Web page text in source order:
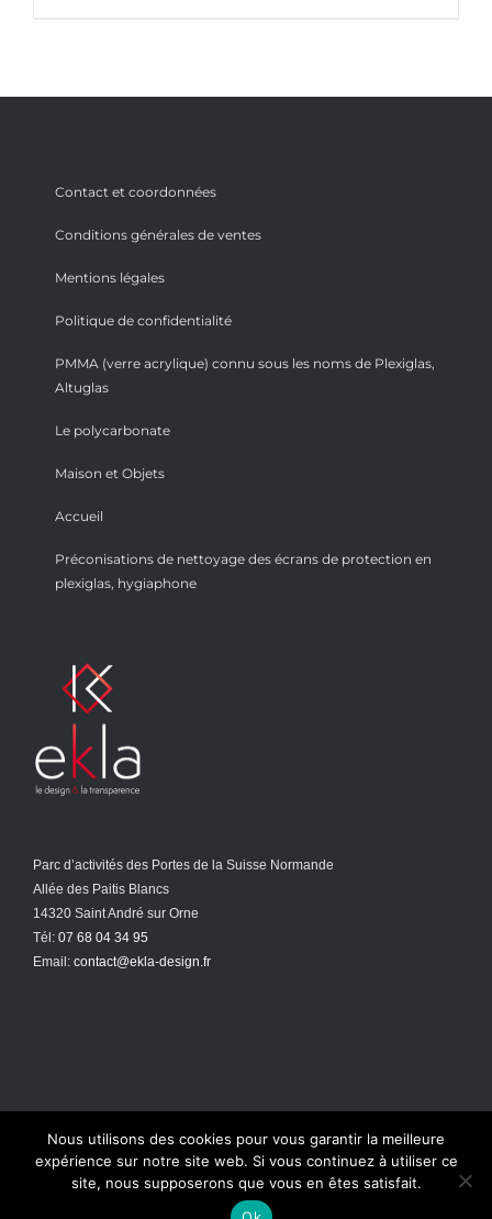
Contact et coordonnées
Conditions générales de ventes
Mentions légales
Politique de confidentialité
PMMA (verre acrylique) connu sous les noms de Plexiglas,
Altuglas
Le polycarbonate
Maison et Objets
Accueil
Préconisations de nettoyage des écrans de protection en
plexiglas, hygiaphone
Parc d’activités des Portes de la Suisse Normande
Allée des Paitis Blancs
14320 Saint André sur Orne
Tél: 07 68 04 34 95
Email: contact@ekla-design.fr
Copyright 2020 EKLA
Nous utilisons des cookies pour vous garantir la meilleure
expérience sur notre site web. Si vous continuez à utiliser ce
site, nous supposerons que vous en êtes satisfait.